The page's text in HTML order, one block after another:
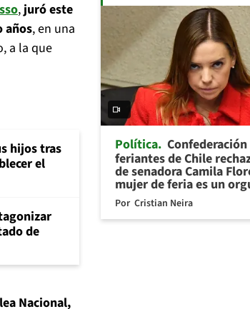
,juró este
años, en una
a la que
hijos tras
el
de
Nacional,
Política Confederación
feriantes de Chile
de senadora Camila
mujer de feria es un
Por Cristian Neira